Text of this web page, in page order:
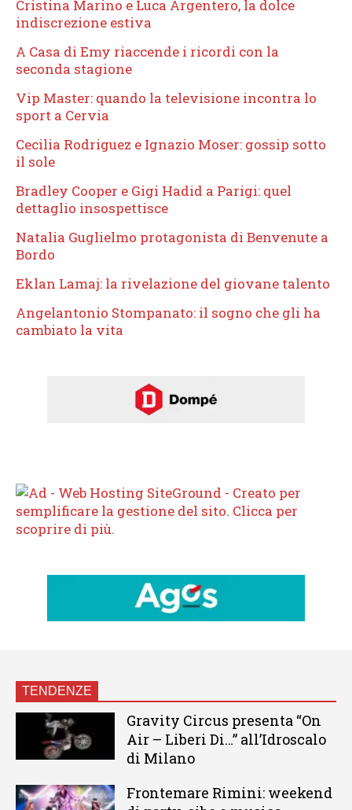
Cristina Marino e Luca Argentero, la dolce
indiscrezione estiva
A Casa di Emy riaccende i ricordi con la
seconda stagione
Vip Master: quando la televisione incontra lo
sport a Cervia
Cecilia Rodriguez e Ignazio Moser: gossip sotto
il sole
Bradley Cooper e Gigi Hadid a Parigi: quel
dettaglio insospettisce
Natalia Guglielmo protagonista di Benvenute a
Bordo
Eklan Lamaj: la rivelazione del giovane talento
Angelantonio Stompanato: il sogno che gli ha
cambiato la vita
TENDENZE
Gravity Circus presenta “On
Air – Liberi Di…” all’Idroscalo
di Milano
Frontemare Rimini: weekend